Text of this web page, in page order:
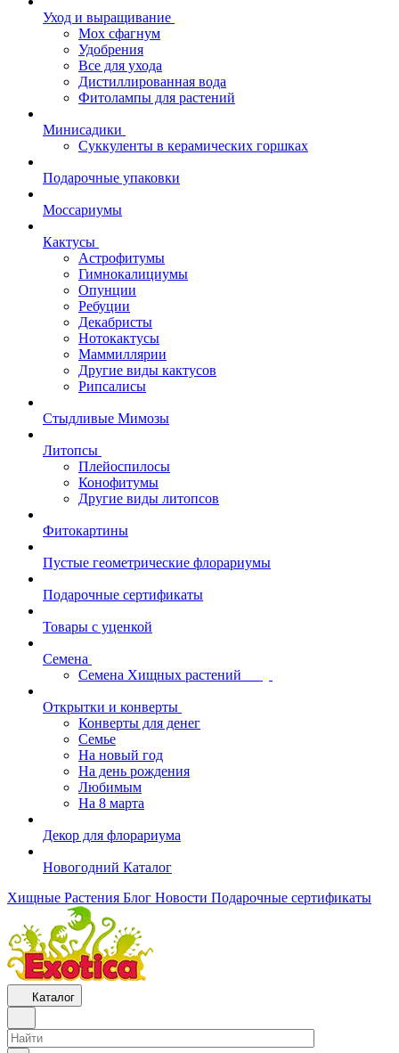
Уход и выращивание
Мох сфагнум
Удобрения
Все для ухода
Дистиллированная вода
Фитолампы для растений
Минисадики
Суккуленты в керамических горшках
Подарочные упаковки
Моссариумы
Кактусы
Астрофитумы
Гимнокалициумы
Опунции
Ребуции
Декабристы
Нотокактусы
Маммиллярии
Другие виды кактусов
Рипсалисы
Стыдливые Мимозы
Литопсы
Плейоспилосы
Конофитумы
Другие виды литопсов
Фитокартины
Пустые геометрические флорариумы
Подарочные сертификаты
Товары с уценкой
Семена
Семена Хищных растений
Открытки и конверты
Конверты для денег
Семье
На новый год
На день рождения
Любимым
На 8 марта
Декор для флорариума
Новогодний Каталог
Хищные Растения Блог Новости Подарочные сертификаты
Каталог